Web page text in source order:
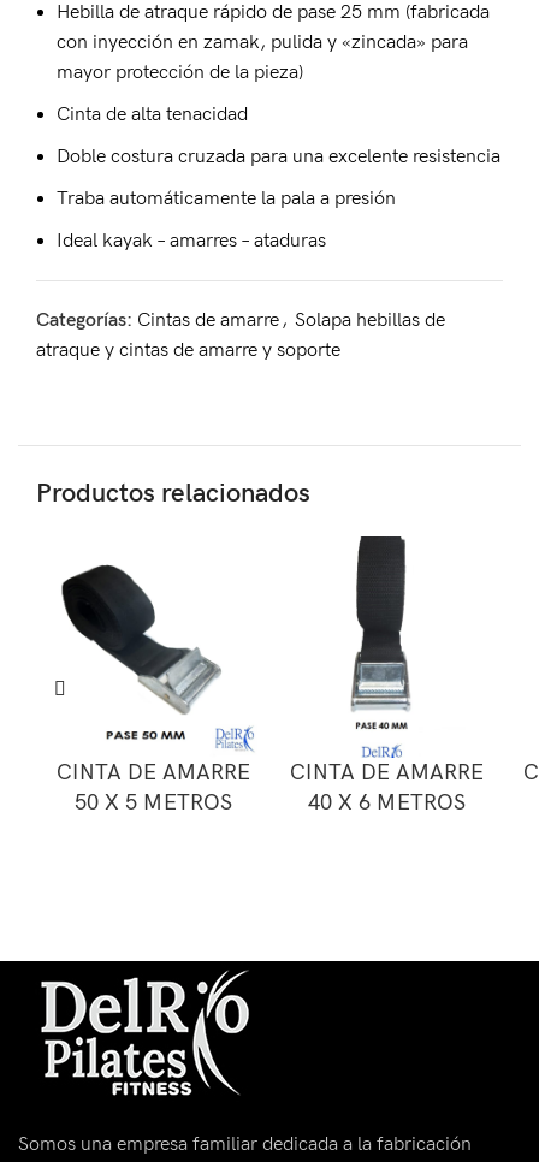
Hebilla de atraque rápido de pase 25 mm (fabricada
con inyección en zamak, pulida y «zincada» para
mayor protección de la pieza)
Cinta de alta tenacidad
Doble costura cruzada para una excelente resistencia
Traba automáticamente la pala a presión
Ideal kayak – amarres – ataduras
Categorías: Cintas de amarre, Solapa hebillas de
atraque y cintas de amarre y soporte
Productos relacionados
CINTA DE AMARRE
50 X 5 METROS
CINTA DE AMARRE
40 X 6 METROS
Somos una empresa familiar dedicada a la fabricación